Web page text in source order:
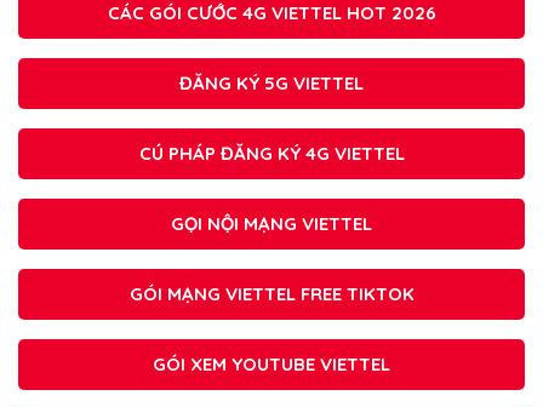
CÁC GÓI CƯỚC 4G VIETTEL HOT 2026
ĐĂNG KÝ 5G VIETTEL
CÚ PHÁP ĐĂNG KÝ 4G VIETTEL
GỌI NỘI MẠNG VIETTEL
GÓI MẠNG VIETTEL FREE TIKTOK
GÓI XEM YOUTUBE VIETTEL